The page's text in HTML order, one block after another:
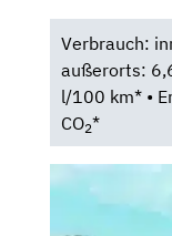
Verbrauch:
außerorts:
l/100 km* •
CO2*